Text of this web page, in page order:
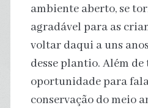
ambiente aberto, se
agradável para as
voltar daqui a uns
desse plantio. Além
oportunidade para
conservação do meio